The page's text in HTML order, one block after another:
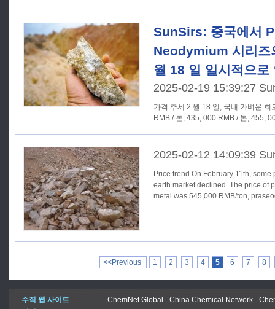
SunSirs: 중국에서
Neodymium 시리즈
월 18 일 일시적으로
2025-02-19 15:39:27
가격 추세 2 월 18 일, 국내 가벼운 희토류 시장 가격 추세는 545, 000
RMB / 톤, 435, 000 RMB / 톤, 455,
2025-02-12 14:09:39
Price trend On February 11th, some prices in the domestic light rare
earth market declined. The price of
metal was 545,000 RMB/ton,
<<Previous 1 2 3 4 5 6 7 8
수직 웹 사이트 ChemNet Global - China Chemical Network -